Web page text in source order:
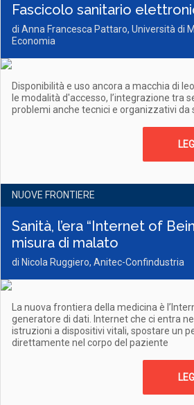
Fascicolo sanitario
di Anna Francesca Pattaro, Università di
Economia
Disponibilità e uso ancora a macchia di
le modalità d'accesso, l’integrazione tra
problemi anche tecnici e organizzativi da
NUOVE FRONTIERE
Sanità, l’era “Internet of
misura di malato
di Nicola Ruggiero, Anitec-Confindustria
La nuova frontiera della medicina è
generatore di dati. Internet che ci entra
istruzioni a dispositivi vitali, spostare un
direttamente nel corpo del paziente